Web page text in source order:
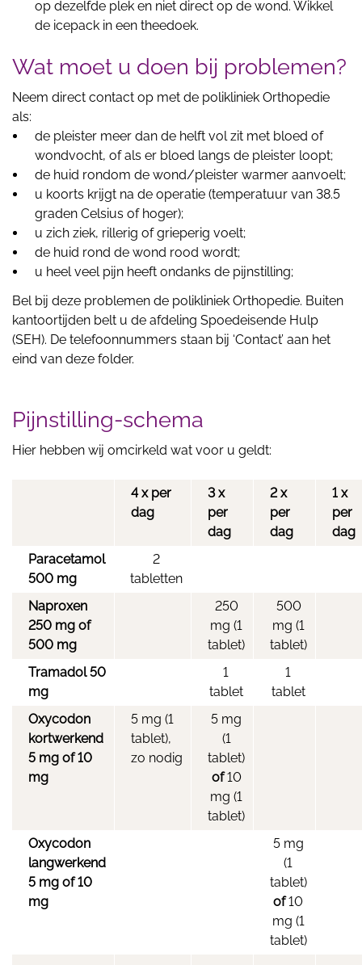
op dezelfde plek en niet direct op de wond. Wikkel
de icepack in een theedoek.
Wat moet u doen bij problemen?
Neem direct contact op met de polikliniek Orthopedie
als:
de pleister meer dan de helft vol zit met bloed of
wondvocht, of als er bloed langs de pleister loopt;
de huid rondom de wond/pleister warmer aanvoelt;
u koorts krijgt na de operatie (temperatuur van 38.5
graden Celsius of hoger);
u zich ziek, rillerig of grieperig voelt;
de huid rond de wond rood wordt;
u heel veel pijn heeft ondanks de pijnstilling;
Bel bij deze problemen de polikliniek Orthopedie. Buiten
kantoortijden belt u de afdeling Spoedeisende Hulp
(SEH). De telefoonnummers staan bij ‘Contact’ aan het
eind van deze folder.
Pijnstilling-schema
Hier hebben wij omcirkeld wat voor u geldt:
4 x per
dag
3 x
per
dag
2 x
per
dag
1 x
per
dag
Paracetamol
500 mg
2
tabletten
Naproxen
250 mg of
500 mg
250
mg (1
tablet)
500
mg (1
tablet)
Tramadol 50
mg
1
tablet
1
tablet
Oxycodon
kortwerkend
5 mg of 10
mg
5 mg (1
tablet),
zo nodig
5 mg
(1
tablet)
of10
mg (1
tablet)
Oxycodon
langwerkend
5 mg of 10
mg
5 mg
(1
tablet)
of10
mg (1
tablet)